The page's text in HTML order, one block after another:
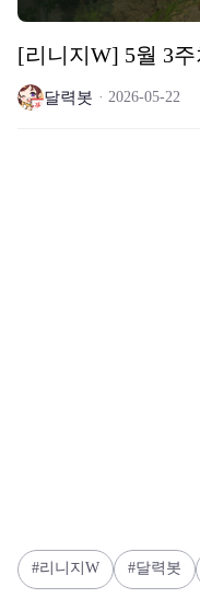
[리니지W] 5월 3
달력봇 2026-05-22
리니지W 달력봇